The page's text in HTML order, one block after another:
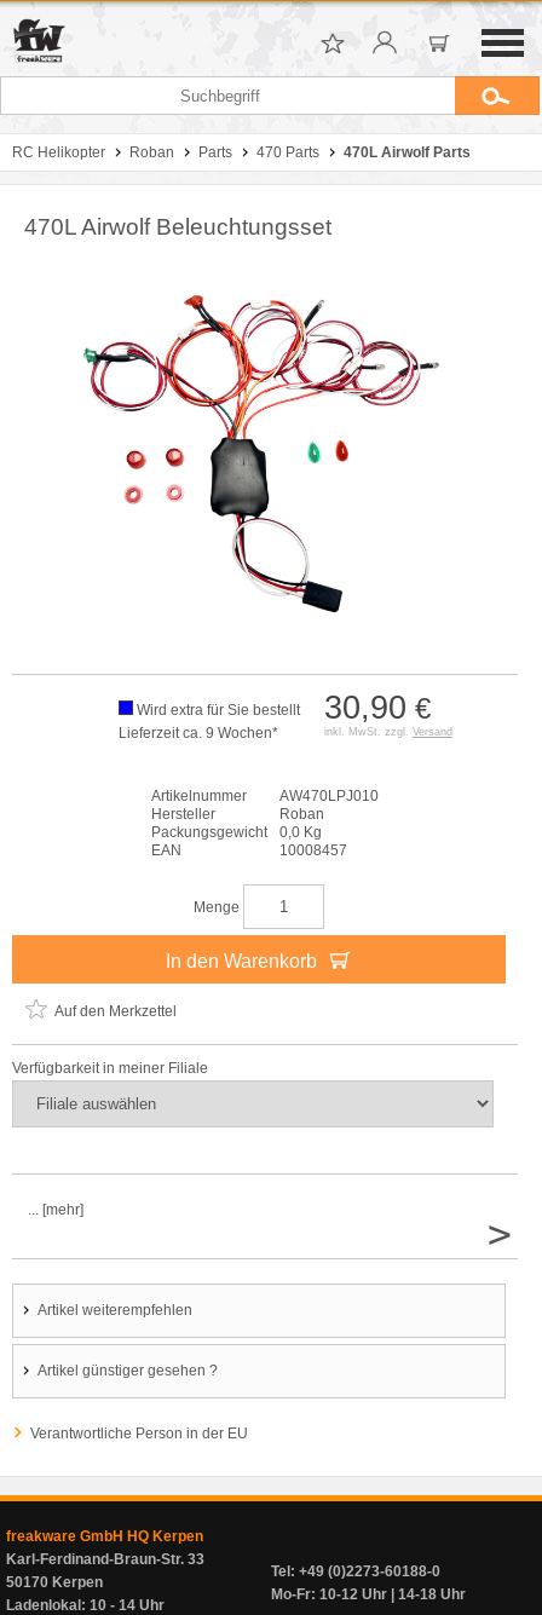
RC Helikopter Roban Parts 470 Parts 470L Airwolf Parts
470L Airwolf Beleuchtungsset
30,90 €
inkl. MwSt. zzgl. Versand
Wird extra für Sie bestellt
Lieferzeit ca. 9 Wochen*
Artikelnummer
AW470LPJ010
Hersteller
Roban
Packungsgewicht
0,0 Kg
EAN
10008457
Menge
In den Warenkorb
Auf den Merkzettel
Verfügbarkeit in meiner Filiale
... [mehr]
>
Artikel weiterempfehlen
Artikel günstiger gesehen ?
Verantwortliche Person in der EU
freakware GmbH HQ Kerpen
Karl-Ferdinand-Braun-Str. 33
50170 Kerpen
Ladenlokal: 10 - 14 Uhr
Tel: +49 (0)2273-60188-0
Mo-Fr: 10-12 Uhr | 14-18 Uhr